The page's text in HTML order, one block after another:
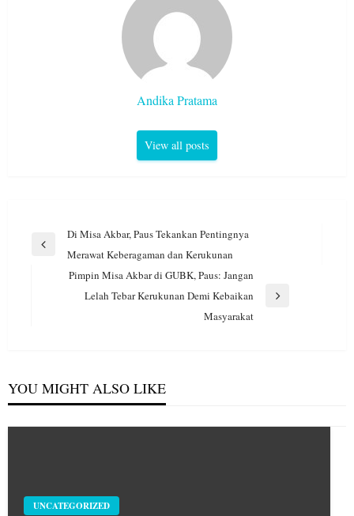
Andika Pratama
View all posts
Navigasi
Previous
Di Misa Akbar, Paus Tekankan Pentingnya
Merawat Keberagaman dan Kerukunan
Pimpin Misa Akbar di GUBK, Paus: Jangan
Lelah Tebar Kerukunan Demi Kebaikan
Masyarakat
YOU MIGHT ALSO LIKE
UNCATEGORIZED